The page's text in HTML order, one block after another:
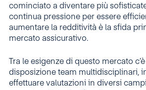
cominciato a diventare più
continua pressione per essere
aumentare la redditività è la sfida
mercato assicurativo.
Tra le esigenze di questo mercato
disposizione team multidisciplinari,
effettuare valutazioni in diversi